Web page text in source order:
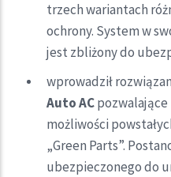
trzech wariantach
ochrony. System w
jest zbliżony do
wprowadził
Auto ACpozwalające
możliwości
„Green Parts”.
ubezpieczonego do